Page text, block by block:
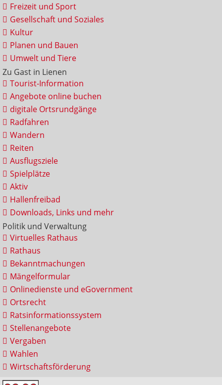
Freizeit und Sport
Gesellschaft und Soziales
Kultur
Planen und Bauen
Umwelt und Tiere
Zu Gast in Lienen
Tourist-Information
Angebote online buchen
digitale Ortsrundgänge
Radfahren
Wandern
Reiten
Ausflugsziele
Spielplätze
Aktiv
Hallenfreibad
Downloads, Links und mehr
Politik und Verwaltung
Virtuelles Rathaus
Rathaus
Bekanntmachungen
Mängelformular
Onlinedienste und eGovernment
Ortsrecht
Ratsinformationssystem
Stellenangebote
Vergaben
Wahlen
Wirtschaftsförderung